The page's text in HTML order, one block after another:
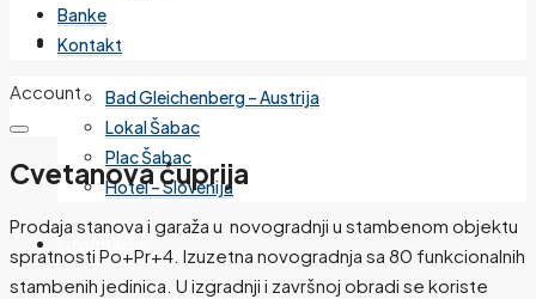
Izdvojeno
Bad Gleichenberg – Austrija
Lokal Šabac
Plac Šabac
Hotel – Slovenija
Informacije
Banke
Kontakt
Account
Cvetanova ćuprija
Prodaja stanova i garaža u novogradnji u stambenom objektu
spratnosti Po+Pr+4. Izuzetna novogradnja sa 80 funkcionalnih
stambenih jedinica. U izgradnji i završnoj obradi se koriste